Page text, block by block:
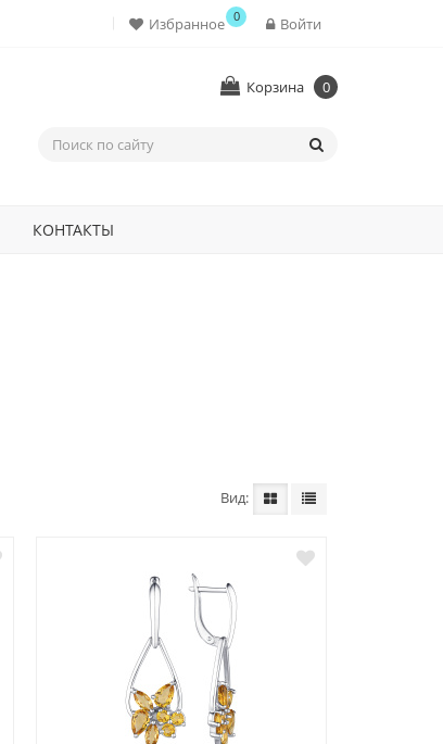
Войти
Избранное 0
Корзина 0
КОНТАКТЫ
Вид